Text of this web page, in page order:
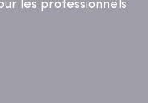
les professionnels